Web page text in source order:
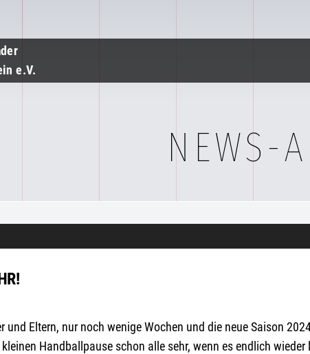
e.V.
NEWS-
und Eltern, nur noch wenige Wochen und die neue Saison
Handballpause schon alle sehr, wenn es endlich